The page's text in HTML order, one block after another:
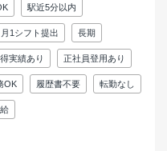
駅近5分以内
月1シフト提出 長期
実績あり 正社員登用あり
OK 履歴書不要 転勤なし